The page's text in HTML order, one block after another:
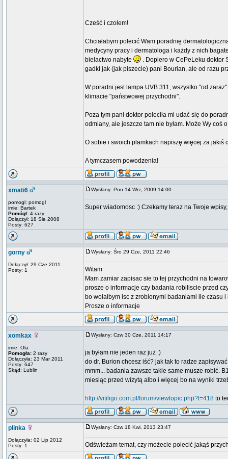
Cześć i czołem!
Chciałabym polecić Wam poradnię
medycyny pracy i dermatologa i każdy z nich
bielactwo nabyte
. Dopiero w CePeLeku doktor
gadki jak (jak piszecie) pani Bourian, ale od razu
W poradni jest lampa UVB 311, wszystko "od
klimacie "państwowej przychodni".
Poza tym pani doktor poleciła mi udać się do
odmiany, ale jeszcze tam nie byłam. Może Wy coś
O sobie i swoich plamkach napiszę więcej za jakiś
A tymczasem powodzenia!
xmati6
pomogl: pomogl
imie: Bartek
Pomógł: 4 razy
Dołączył: 18 Sie 2008
Posty: 627
Wysłany: Pon 14 Wrz, 2009 14:00
Super wiadomosc :) Czekamy teraz na Twoje
gorny
Dołączył: 29 Cze 2011
Posty: 1
Wysłany: Śro 29 Cze, 2011 22:46
Witam
Mam zamiar zapisac sie to tej przychodni na
prosze o informacje czy badania robiliscie przed
bo wolalbym isc z zrobionymi badaniami ile czasu i
Prosze o informacje
xomkax
imie: Ola
Pomogła: 2 razy
Dołączyła: 23 Mar 2011
Posty: 647
Skąd: Lublin
Wysłany: Czw 30 Cze, 2011 14:17
ja byłam nie jeden raz już :)
do dr. Burion chcesz iść? jak tak to radze
mmm... badania zawsze takie same musze robić.
miesiąc przed wizytą albo i więcej bo na wyniki
http://vitiligo.com.pl/forum/viewtopic.php?t=418 to
plinka
Dołączyła: 02 Lip 2012
Posty: 1
Wysłany: Czw 18 Kwi, 2013 23:47
Odświeżam temat, czy możecie polecić jakąś